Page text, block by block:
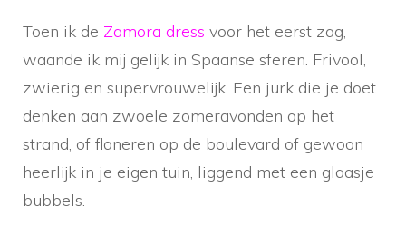
Toen ik de Zamora dress voor het eerst zag,
waande ik mij gelijk in Spaanse sferen. Frivool,
zwierig en supervrouwelijk. Een jurk die je doet
denken aan zwoele zomeravonden op het
strand, of flaneren op de boulevard of gewoon
heerlijk in je eigen tuin, liggend met een glaasje
bubbels.